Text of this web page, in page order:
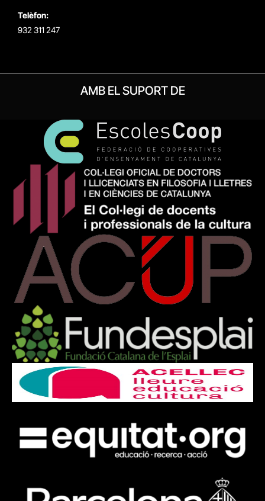
Telèfon:
932 311 247
AMB EL SUPORT DE